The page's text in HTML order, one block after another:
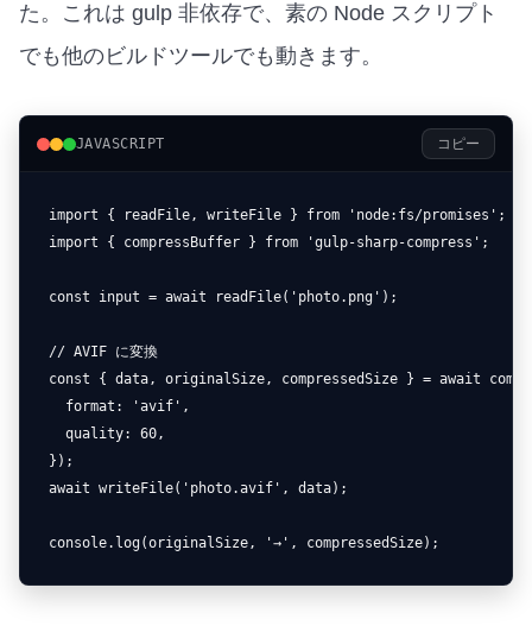
た。これは gulp 非依存で、素の Node スクリプト
でも他のビルドツールでも動きます。
JAVASCRIPT コピー
import { readFile, writeFile } from 'node:fs/promises';
import { compressBuffer } from 'gulp-sharp-compress';
const input = await readFile('photo.png');
// AVIF に変換
const { data, originalSize, compressedSize } = await
  format: 'avif',
  quality: 60,
});
await writeFile('photo.avif', data);
console.log(originalSize, '→', compressedSize);